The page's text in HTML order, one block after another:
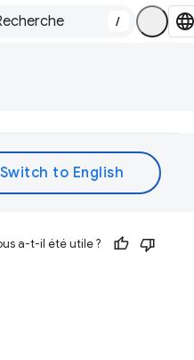
/
a-t-il été utile ?